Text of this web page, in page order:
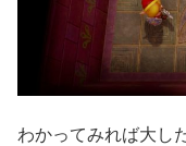
わかってみれば大し